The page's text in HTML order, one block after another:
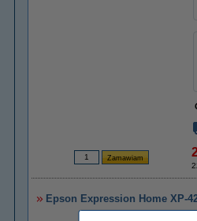
Epson Expression Home XP-